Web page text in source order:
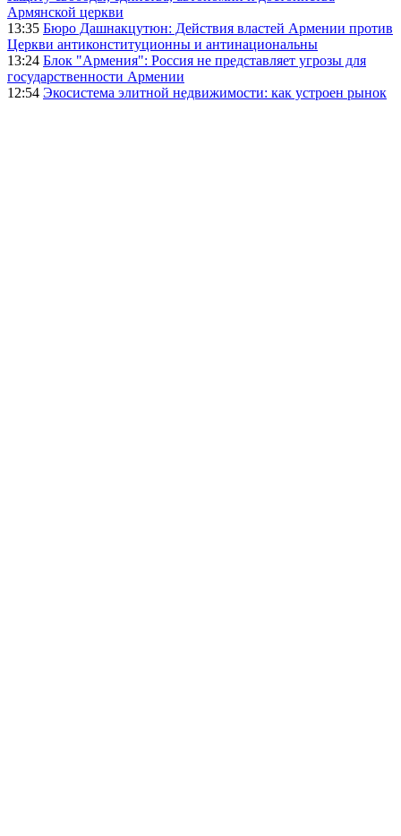
Армянской церкви
13:35 Бюро Дашнакцутюн: Действия властей Армении против
Церкви антиконституционны и антинациональны
13:24 Блок "Армения": Россия не представляет угрозы для
государственности Армении
12:54 Экосистема элитной недвижимости: как устроен рынок